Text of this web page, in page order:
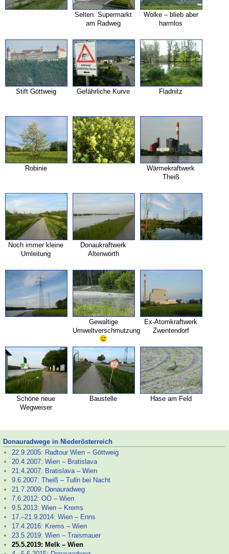
Selten: Supermarkt
am Radweg
Wolke – blieb aber
harmlos
Stift Göttweig Gefährliche Kurve Fladnitz
Robinie
Wärmekraftwerk
Theiß
Noch immer kleine
Umleitung
Donaukraftwerk
Altenwörth
Gewaltige
Umweltverschmutzung
Ex-Atomkraftwerk
Zwentendorf
Schöne neue
Wegweiser
Baustelle Hase am Feld
Donauradwege in Niederösterreich
22.9.2005: Radtour Wien – Göttweig
20.4.2007: Wien – Bratislava
21.4.2007: Bratislava – Wien
9.6.2007: Theiß – Tulln bei Nacht
21.7.2009: Donauradweg
7.6.2012: OÖ – Wien
9.5.2013: Wien – Krems
17.–21.9.2014: Wien – Enns
17.4.2016: Krems – Wien
23.5.2019: Wien – Traismauer
25.5.2019: Melk – Wien